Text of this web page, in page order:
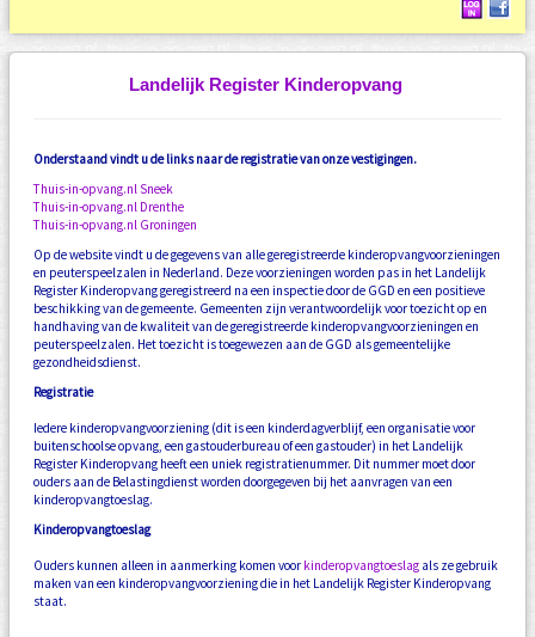
Landelijk Register Kinderopvang
Onderstaand vindt u de links naar de registratie van onze vestigingen.
Thuis-in-opvang.nl Sneek
Thuis-in-opvang.nl Drenthe
Thuis-in-opvang.nl Groningen
Op de website vindt u de gegevens van alle geregistreerde kinderopvangvoorzieningen
en peuterspeelzalen in Nederland. Deze voorzieningen worden pas in het Landelijk
Register Kinderopvang geregistreerd na een inspectie door de GGD en een positieve
beschikking van de gemeente. Gemeenten zijn verantwoordelijk voor toezicht op en
handhaving van de kwaliteit van de geregistreerde kinderopvangvoorzieningen en
peuterspeelzalen. Het toezicht is toegewezen aan de GGD als gemeentelijke
gezondheidsdienst.
Registratie
Iedere kinderopvangvoorziening (dit is een kinderdagverblijf, een organisatie voor
buitenschoolse opvang, een gastouderbureau of een gastouder) in het Landelijk
Register Kinderopvang heeft een uniek registratienummer. Dit nummer moet door
ouders aan de Belastingdienst worden doorgegeven bij het aanvragen van een
kinderopvangtoeslag.
Kinderopvangtoeslag
Ouders kunnen alleen in aanmerking komen voor kinderopvangtoeslag als ze gebruik
maken van een kinderopvangvoorziening die in het Landelijk Register Kinderopvang
staat.